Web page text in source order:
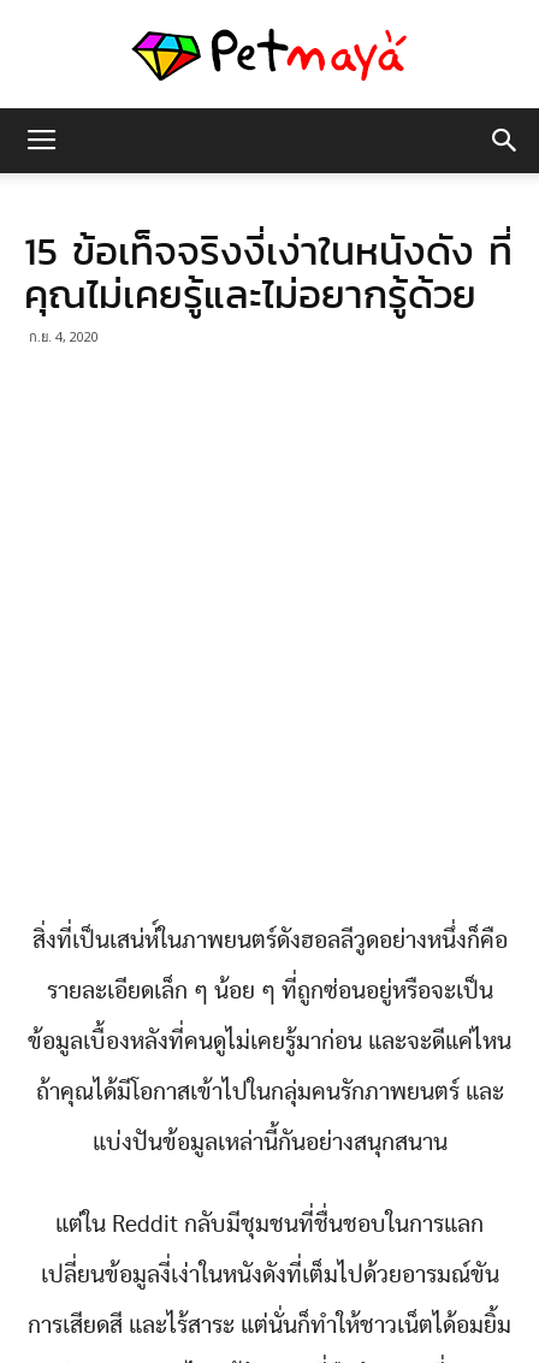
มายา
15 ข้อเท็จจริงงี่เง่าในหนังดัง ที่
คุณไม่เคยรู้และไม่อยากรู้ด้วย
ก.ย. 4, 2020
สิ่งที่เป็นเสน่ห่์ในภาพยนตร์ดังฮอลลีวูดอย่างหนึ่งก็คือ
รายละเอียดเล็ก ๆ น้อย ๆ ที่ถูกซ่อนอยู่หรือจะเป็น
ข้อมูลเบื้องหลังที่คนดูไม่เคยรู้มาก่อน และจะดีแค่ไหน
ถ้าคุณได้มีโอกาสเข้าไปในกลุ่มคนรักภาพยนตร์ และ
แบ่งปันข้อมูลเหล่านี้กันอย่างสนุกสนาน
แต่ใน Reddit กลับมีชุมชนที่ชื่นชอบในการแลก
เปลี่ยนข้อมูลงี่เง่าในหนังดังที่เต็มไปด้วยอารมณ์ขัน
การเสียดสี และไร้สาระ แต่นั่นก็ทำให้ชาวเน็ตได้อมยิ้ม